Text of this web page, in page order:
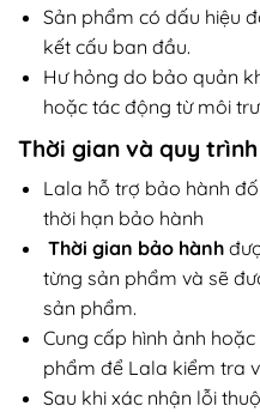
Sản phẩm có dấu hiệu
kết cấu ban đầu.
Hư hỏng do bảo quản
hoặc tác động từ môi
Thời gian và quy
Lala hỗ trợ bảo hành
thời hạn bảo hành
Thời gian bảo hành
từng sản phẩm và sẽ
sản phẩm.
Cung cấp hình ảnh
phẩm để Lala kiểm tra
Sau khi xác nhận lỗi